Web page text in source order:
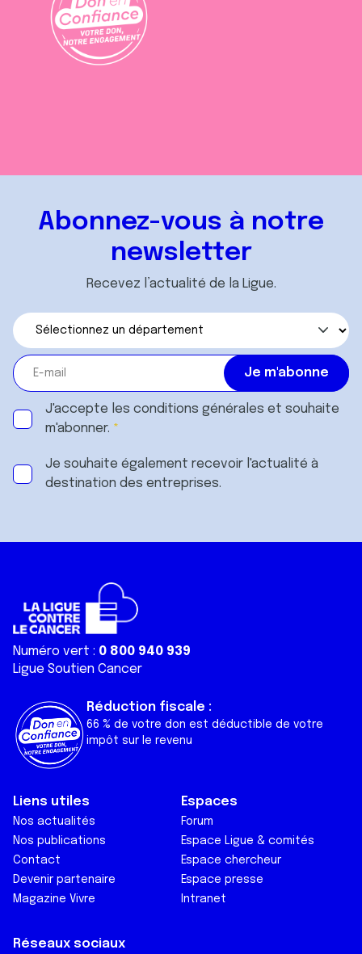
Abonnez-vous à notre
newsletter
Recevez l’actualité de la Ligue.
J'accepte les conditions générales et souhaite
m'abonner.
Je souhaite également recevoir l'actualité à
destination des entreprises.
Numéro vert : 0 800 940 939
Ligue Soutien Cancer
Réduction fiscale :
66 % de votre don est déductible de votre
impôt sur le revenu
Liens utiles
Nos actualités
Nos publications
Contact
Devenir partenaire
Magazine Vivre
Espaces
Forum
Espace Ligue & comités
Espace chercheur
Espace presse
Intranet
Réseaux sociaux